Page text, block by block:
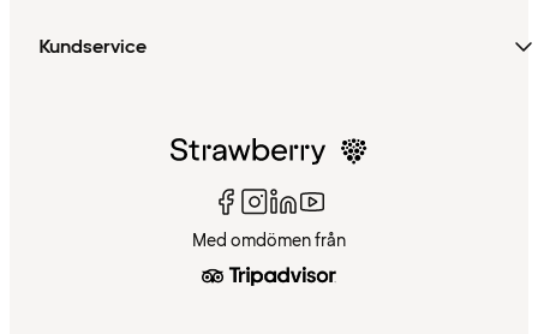
Kundservice
Med omdömen från